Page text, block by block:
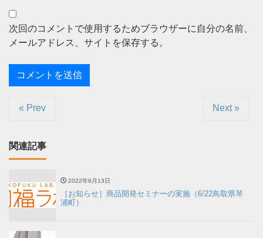
次回のコメントで使用するためブラウザーに自分の名前、
メールアドレス、サイトを保存する。
« Prev Next »
関連記事
2022年6月13日
［お知らせ］商品開発セミナーの実施（6/22鳥取県琴
浦町）